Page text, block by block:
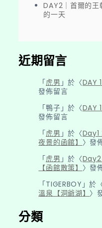
DAY2｜首爾的王
的一天
近期留言
「虎男 」於〈DAY
發佈留言
「鴨子 」於〈DAY
發佈留言
「虎男 」於〈Day1
夜景的函館】 〉發
「虎男 」於〈Day2
【函館散策】 〉發
「TIGERBOY 」於
溫泉【洞爺湖】 〉
分類